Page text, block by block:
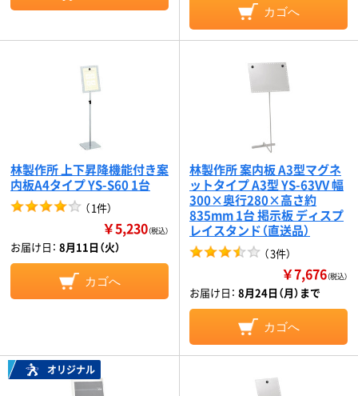
カゴへ
林製作所 上下昇降機能付き案
内板A4タイプ YS-S60 1台
（1件）
￥5,230（税込）
お届け日： 8月11日（火）
カゴへ
林製作所 案内板 A3型マグネ
ットタイプ A3型 YS-63VV 幅
300×奥行280×高さ約
835mm 1台 掲示板 ディスプ
レイスタンド（直送品）
（3件）
￥7,676（税込）
お届け日： 8月24日（月）まで
カゴへ
オリジナル